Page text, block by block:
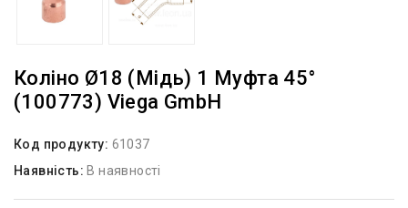
Коліно Ø18 (мідь) 1 Муфта 45°
(100773) Viega GmbH
Код продукту: 61037
Наявність: В наявності